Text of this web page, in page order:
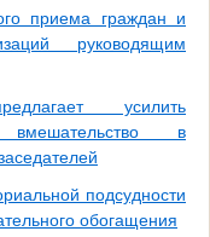
приема граждан и
руководящим
усилить
вмешательство в
подсудности
обогащения